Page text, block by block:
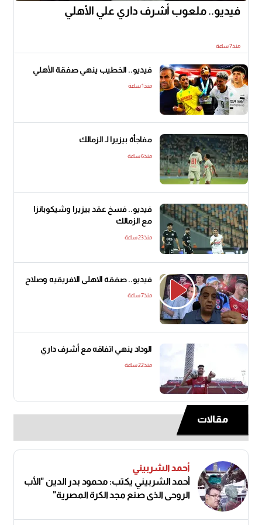
فيديو.. ملعوب أشرف داري علي الأهلي
منذ7 ساعة
فيديو.. الخطيب ينهي صفقة الأهلي
منذ1 ساعة
مفاجأة بيزيرا لـ الزمالك
منذ6 ساعة
فيديو.. فسخ عقد بيزيرا وشيكوبانزا
مع الزمالك
منذ23 ساعة
فيديو.. صفقة الاهلى الافريقيه وصلاح
منذ7 ساعة
الوداد ينهي اتفاقه مع أشرف داري
منذ22 ساعة
مقالات
أحمد الشربيني
أحمد الشربيني يكتب: محمود بدر الدين "الأب
الروحي الذي صنع مجد الكرة المصرية"